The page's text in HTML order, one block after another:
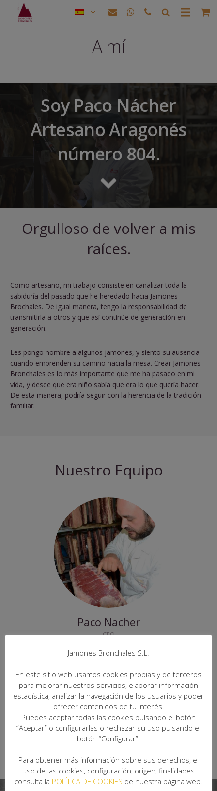
A mí
Soy Paco Nácher
Artesano Aragonés
número 804.
Orgulloso de volver a mis
raíces.
Como artesano, mi trabajo consiste en canalizar toda la
sabiduría del pasado que he heredado hacia Jamones
Brochales. De igual manera, tengo la responsabilidad de
transmitirla a otros y que así continúe de generación en
generación.
Les pongo nombre a algunos jamones, y siento su ausencia
cuando emprenden su camino hacia la mesa. Crear Jamones
Bronchales es lo más importante que me ha pasado en mi
vida, y desde que era niño sabía que era lo que quería hacer.
De esta manera, podría seguir con la herencia de la tradición
familiar.
Nuestro Equipo
Paco Nacher
CEO
Artesano Aragonés número 804.
Jamones Bronchales S.L.
En este sitio web usamos cookies propias y de terceros
para mejorar nuestros servicios, elaborar información
estadística, analizar la navegación de los usuarios y poder
ofrecer contenidos de tu interés.
Puedes aceptar todas las cookies pulsando el botón
“Aceptar” o configurarlas o rechazar su uso pulsando el
botón “Configurar”.
Para obtener más información sobre sus derechos, el
uso de las cookies, configuración, origen, finalidades
consulta la POLÍTICA DE COOKIES de nuestra página web.